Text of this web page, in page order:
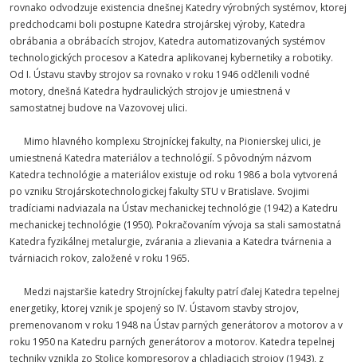
rovnako odvodzuje existencia dnešnej Katedry výrobných systémov, ktorej
predchodcami boli postupne Katedra strojárskej výroby, Katedra
obrábania a obrábacích strojov, Katedra automatizovaných systémov
technologických procesov a Katedra aplikovanej kybernetiky a robotiky.
Od I. Ústavu stavby strojov sa rovnako v roku 1946 odčlenili vodné
motory, dnešná Katedra hydraulických strojov je umiestnená v
samostatnej budove na Vazovovej ulici.
Mimo hlavného komplexu Strojníckej fakulty, na Pionierskej ulici, je
umiestnená Katedra materiálov a technológií. S pôvodným názvom
Katedra technológie a materiálov existuje od roku 1986 a bola vytvorená
po vzniku Strojárskotechnologickej fakulty STU v Bratislave. Svojimi
tradíciami nadviazala na Ústav mechanickej technológie (1942) a Katedru
mechanickej technológie (1950). Pokračovaním vývoja sa stali samostatná
Katedra fyzikálnej metalurgie, zvárania a zlievania a Katedra tvárnenia a
tvárniacich rokov, založené v roku 1965.
Medzi najstaršie katedry Strojníckej fakulty patrí ďalej Katedra tepelnej
energetiky, ktorej vznik je spojený so IV. Ústavom stavby strojov,
premenovanom v roku 1948 na Ústav parných generátorov a motorov a v
roku 1950 na Katedru parných generátorov a motorov. Katedra tepelnej
techniky vznikla zo Stolice kompresorov a chladiacich strojov (1943), z